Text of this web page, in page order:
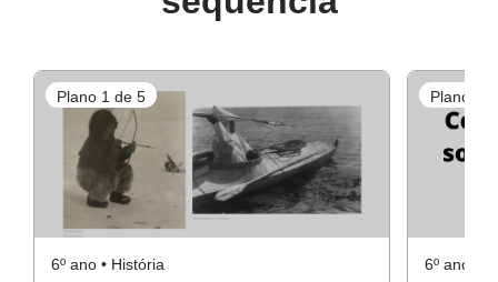
Plano 1 de 5
6º ano • História
Plano 3
6º ano •